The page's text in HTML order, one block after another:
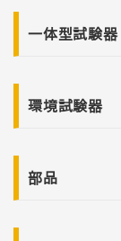
一体型試験器
環境試験器
部品